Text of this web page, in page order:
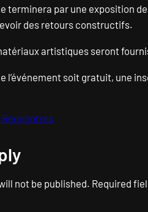
terminera par une exposition
des retours constructifs.
artistiques seront
l’événement soit gratuit, une
Rencontres
not be published. Required